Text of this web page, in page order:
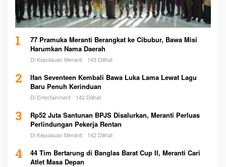
1
77 Pramuka Meranti Berangkat ke Cibubur, Bawa Misi
Harumkan Nama Daerah
Di Kepulauan Meranti 143 Dilihat
2
Ifan Seventeen Kembali Bawa Luka Lama Lewat Lagu
Baru Penuh Kerinduan
Di Entertainment 142 Dilihat
3
Rp52 Juta Santunan BPJS Disalurkan, Meranti Perluas
Perlindungan Pekerja Rentan
Di Kepulauan Meranti 142 Dilihat
4
44 Tim Bertarung di Banglas Barat Cup II, Meranti Cari
Atlet Masa Depan